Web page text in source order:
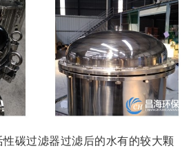
碳过滤器过滤后的水有的较大颗